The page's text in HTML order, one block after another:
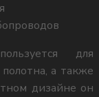
для
а также
дизайне он